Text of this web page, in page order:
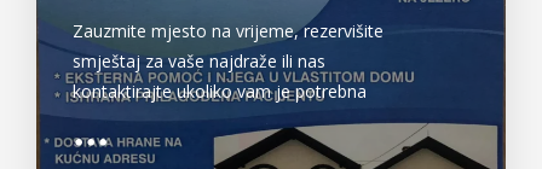
Zauzmite mjesto na vrijeme, rezervišite
smještaj za vaše najdraže ili nas
kontaktirajte ukoliko vam je potrebna
pomoć u vašem domu. Naš dom je
opremljen po EVROPSKIM standardima.